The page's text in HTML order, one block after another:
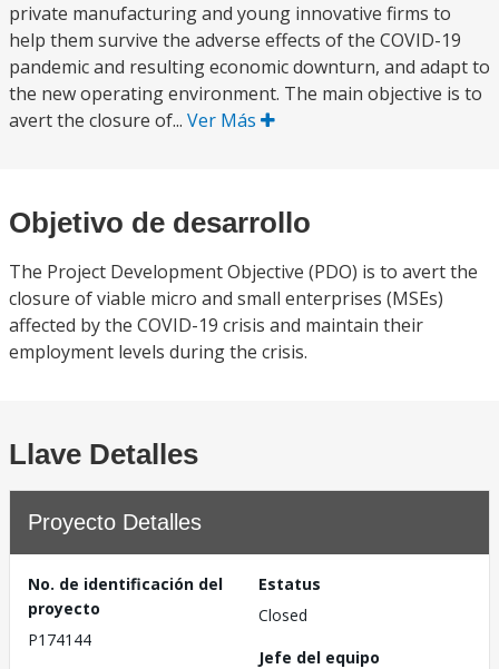
private manufacturing and young innovative firms to
help them survive the adverse effects of the COVID-19
pandemic and resulting economic downturn, and adapt to
the new operating environment. The main objective is to
avert the closure of... Ver Más
Objetivo de desarrollo
The Project Development Objective (PDO) is to avert the
closure of viable micro and small enterprises (MSEs)
affected by the COVID-19 crisis and maintain their
employment levels during the crisis.
Llave Detalles
Proyecto Detalles
No. de identificación del
proyecto
P174144
Estatus
Closed
Jefe del equipo